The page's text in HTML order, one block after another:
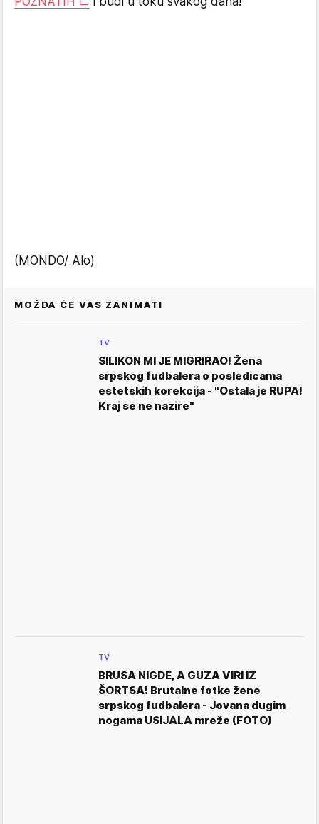
(MONDO/ Alo)
MOŽDA ĆE VAS ZANIMATI
TV
SILIKON MI JE MIGRIRAO! Žena
srpskog fudbalera o posledicama
estetskih korekcija - "Ostala je RUPA!
Kraj se ne nazire"
TV
BRUSA NIGDE, A GUZA VIRI IZ
ŠORTSA! Brutalne fotke žene
srpskog fudbalera - Jovana dugim
nogama USIJALA mreže (FOTO)